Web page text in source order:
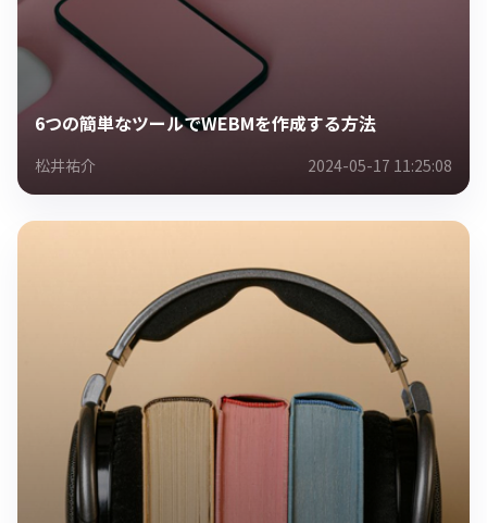
6つの簡単なツールでWEBMを作成する方法
松井祐介 2024-05-17 11:25:08